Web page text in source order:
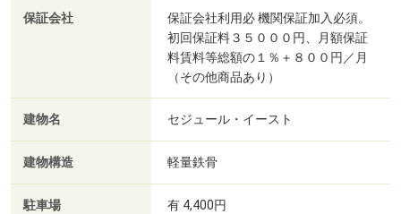
保証会社
保証会社利用必 機関保証加入必須。
初回保証料３５０００円、月額保証
料賃料等総額の１％＋８００円／月
（その他商品あり）
建物名 セジュール・イースト
建物構造 軽量鉄骨
駐車場 有 4,400円